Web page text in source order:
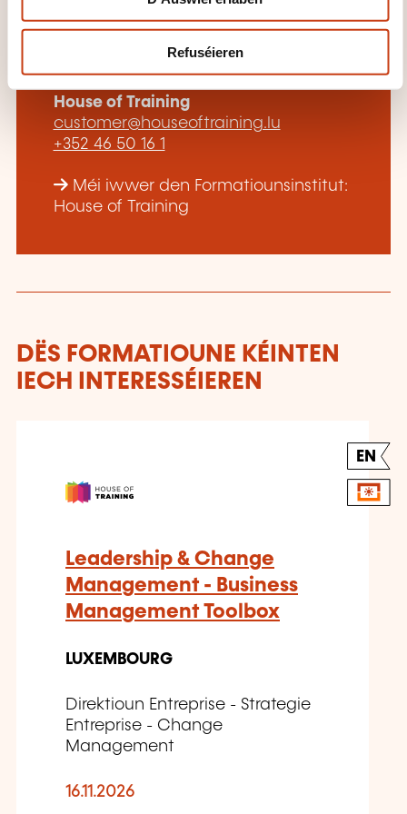
Refuséieren
d'Formatiounsinstitut
kontaktéieren?
House of Training
customer@houseoftraining.lu
+352 46 50 16 1
Méi iwwer den Formatiounsinstitut:
House of Training
DËS FORMATIOUNE KÉINTEN
IECH INTERESSÉIEREN
EN
Leadership & Change
Management - Business
Management Toolbox
LUXEMBOURG
Direktioun Entreprise - Strategie
Entreprise - Change
Management
16.11.2026